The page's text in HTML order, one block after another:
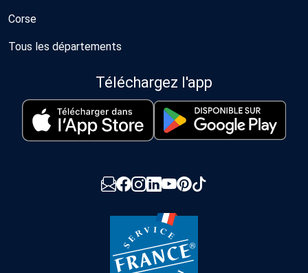
Corse
Tous les départements
Téléchargez l'app